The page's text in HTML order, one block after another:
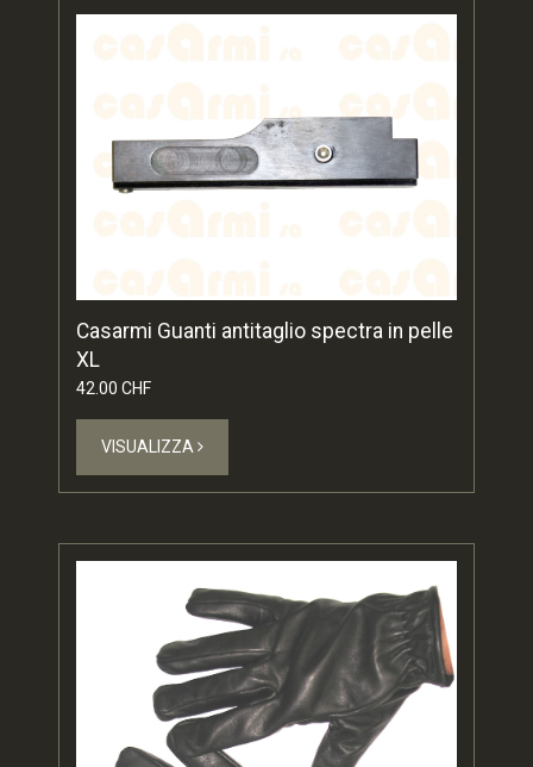
Casarmi Guanti antitaglio spectra in pelle
XL
42.00 CHF
VISUALIZZA